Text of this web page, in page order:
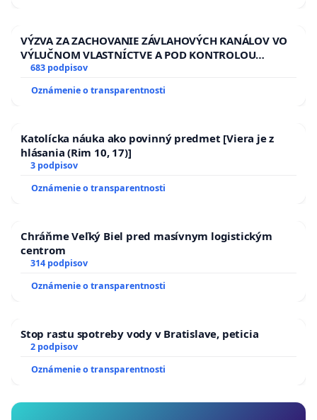
VÝZVA ZA ZACHOVANIE ZÁVLAHOVÝCH KANÁLOV VO
VÝLUČNOM VLASTNÍCTVE A POD KONTROLOU
SLOVENSKEJ REPUBLIKY & žiadosť na riešenie
zanedbaného stavu závlahových a odvodňovacích
kanálov na Slovensku
683 podpisov
Oznámenie o transparentnosti
Katolícka náuka ako povinný predmet [Viera je z
hlásania (Rim 10, 17)]
3 podpisov
Oznámenie o transparentnosti
Chráňme Veľký Biel pred masívnym logistickým
centrom
314 podpisov
Oznámenie o transparentnosti
Stop rastu spotreby vody v Bratislave, peticia
2 podpisov
Oznámenie o transparentnosti